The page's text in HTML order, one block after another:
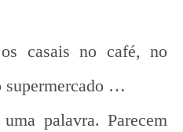
casais no café, no
supermercado …
palavra. Parecem